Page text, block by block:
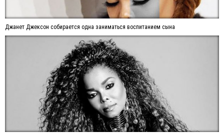
Джанет Джексон собирается одна заниматься воспитанием сына